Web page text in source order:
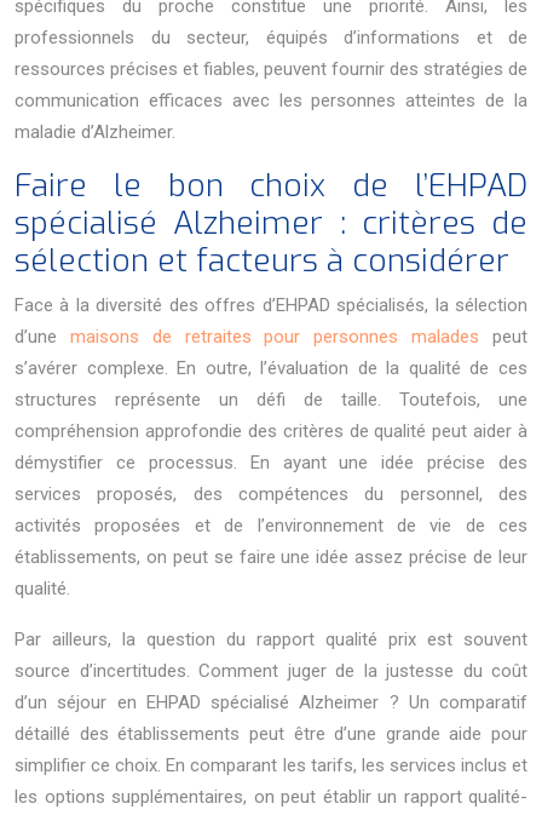
spécifiques du proche constitue une priorité. Ainsi, les
professionnels du secteur, équipés d’informations et de
ressources précises et fiables, peuvent fournir des stratégies de
communication efficaces avec les personnes atteintes de la
maladie d’Alzheimer.
Faire le bon choix de l’EHPAD
spécialisé Alzheimer : critères de
sélection et facteurs à considérer
Face à la diversité des offres d’EHPAD spécialisés, la sélection
d’une maisons de retraites pour personnes malades peut
s’avérer complexe. En outre, l’évaluation de la qualité de ces
structures représente un défi de taille. Toutefois, une
compréhension approfondie des critères de qualité peut aider à
démystifier ce processus. En ayant une idée précise des
services proposés, des compétences du personnel, des
activités proposées et de l’environnement de vie de ces
établissements, on peut se faire une idée assez précise de leur
qualité.
Par ailleurs, la question du rapport qualité prix est souvent
source d’incertitudes. Comment juger de la justesse du coût
d’un séjour en EHPAD spécialisé Alzheimer ? Un comparatif
détaillé des établissements peut être d’une grande aide pour
simplifier ce choix. En comparant les tarifs, les services inclus et
les options supplémentaires, on peut établir un rapport qualité-